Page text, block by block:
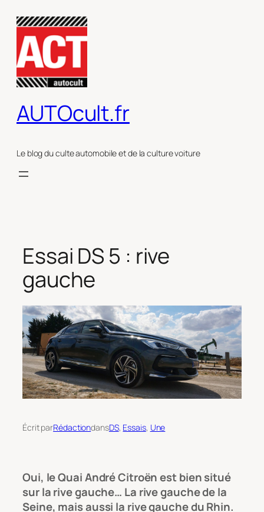
contenu
AUTOcult.fr
Le blog du culte automobile et de la culture voiture
Essai DS 5 : rive
gauche
Écrit parRédactiondansDS, Essais, Une
Oui, le Quai André Citroën est bien situé
sur la rive gauche… La rive gauche de la
Seine, mais aussi la rive gauche du Rhin.